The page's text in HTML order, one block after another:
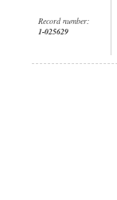
Record number:
1-025629